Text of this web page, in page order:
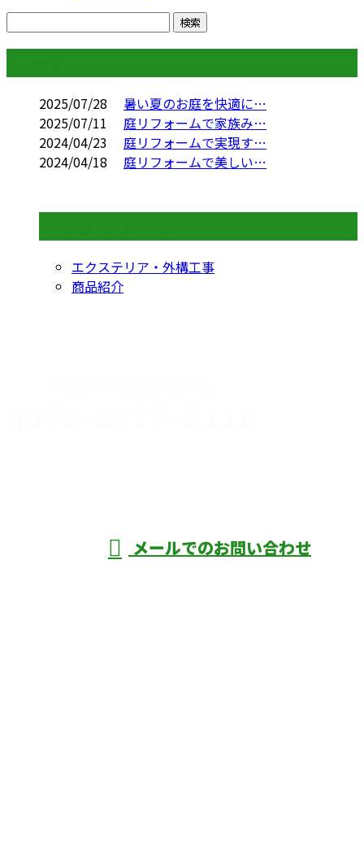
2025/07/28
暑い夏のお庭を快適に…
2025/07/11
庭リフォームで家族み…
2024/04/23
庭リフォームで実現す…
2024/04/18
庭リフォームで美しい…
エクステリア・外構工事
商品紹介
メールでのお問い合わせ